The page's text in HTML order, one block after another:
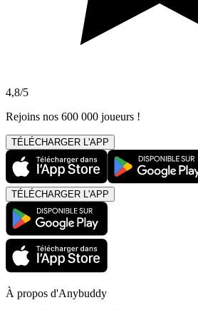
4,8/5
Rejoins nos 600 000 joueurs !
TÉLÉCHARGER L'APP
TÉLÉCHARGER L'APP
À propos d'Anybuddy